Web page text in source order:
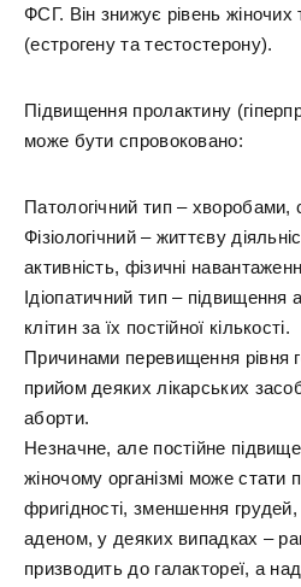
ФСГ. Він знижує рівень жіночих
(естрогену та тестостерону).
Підвищення пролактину
може бути спровоковано:
Патологічний тип – хворобами,
Фізіологічний – життєву
активність, фізичні
Ідіопатичний тип – підвищення
клітин за їх постійної кількості.
Причинами перевищення рівня
прийом деяких лікарських
аборти.
Незначне, але постійне
жіночому організмі може стати
фригідності, зменшення грудей,
аденом, у деяких випадках –
призводить до галактореї, а